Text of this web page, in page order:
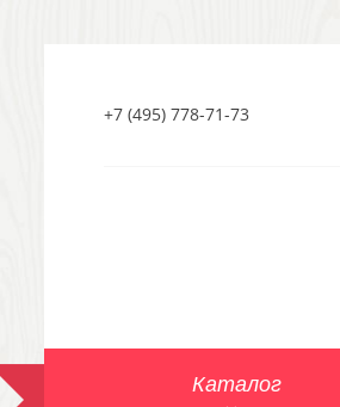
+7 (495) 778-71-73
Каталог